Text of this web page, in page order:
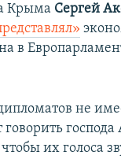
Крыма Сергей
в
не
их голоса